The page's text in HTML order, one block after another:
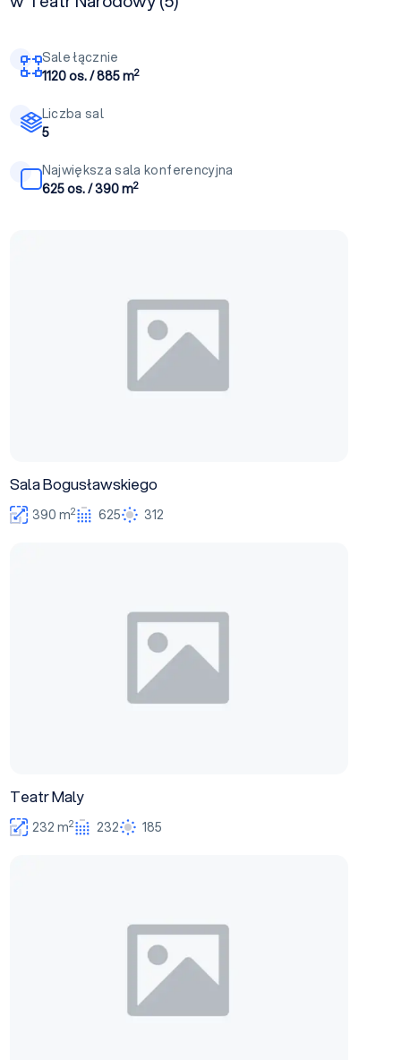
Sale łącznie
1120 os. / 885 m2
Liczba sal
5
Największa sala konferencyjna
625 os. / 390 m2
Sala Bogusławskiego
390 m2 625 312
Teatr Maly
232 m2 232 185